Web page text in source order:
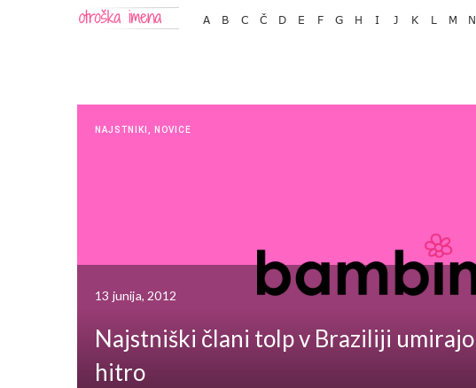
A B C Č D E F G H I J K L M N
NAJSTNIKI NOVICE
13 junija, 2012
Najstniški člani tolp v Braziliji umirajo
hitro